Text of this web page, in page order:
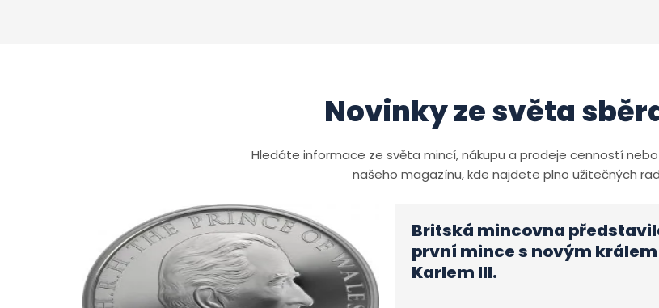
Novinky ze světa
Hledáte informace ze světa mincí, nákupu a prodeje cenností
našeho magazínu, kde najdete plno užitečných
Britská mincovna
první mince s novým králem
Karlem III.